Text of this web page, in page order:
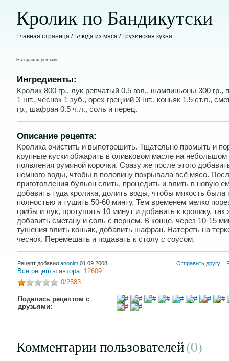
Кролик по Бандикутски
Главная страница / Блюда из мяса / Грузинская кухня
На правах рекламы:
Ингредиенты:
Кролик 800 гр., лук репчатый 0.5 гол., шампиньоны 300 гр.,
1 шт., чеснок 1 зуб., орех грецкий 3 шт., коньяк 1.5 ст.л.,
гр., шафран 0.5 ч.л., соль и перец.
Описание рецепта:
Кролика очистить и выпотрошить. Тщательно промыть и
крупные куски обжарить в оливковом масле на небольшом
появления румяной корочки. Сразу же после этого
немного воды, чтобы в половину покрывала всё мясо.
приготовления бульон слить, процедить и влить в новую
добавить туда кролика, долить воды, чтобы мякость была
полностью и тушить 50-60 минту. Тем временем мелко
грибы и лук, протушить 10 минут и добавить к кролику, так
добавить сметану и соль с перцем. В конце, через 10-15
тушения влить коньяк, добавить шафран. Натереть на
чеснок. Перемешать и подавать к столу с соусом.
Рецепт добавил anonim 01.09.2008 Отправить другу
Все рецепты автора 12609
0/2583
Поделись рецептом с
друзьями:
Комментарии пользователей(0)